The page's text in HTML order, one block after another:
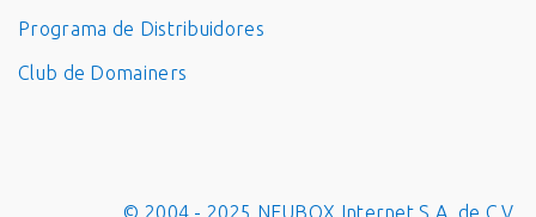
Programa de Distribuidores
Club de Domainers
© 2004 - 2025 NEUBOX Internet S.A. de C.V.